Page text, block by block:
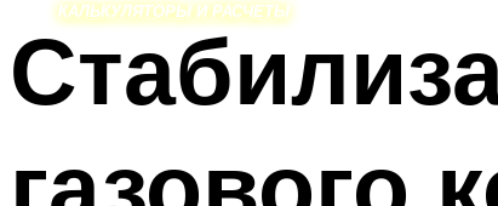
КАЛЬКУЛЯТОРЫ И РАСЧЕТЫ
Меню